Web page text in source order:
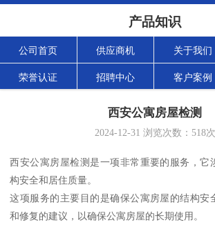
产品知识
公司首页 供应商机 关于我们
荣誉认证 招聘中心 客户案例
西安公寓房屋检测
2024-12-31 浏览次数： 518次
西安公寓房屋检测是一项非常重要的服务，它
构安全和居住质量。
这项服务的主要目的是确保公寓房屋的结构安
和修复的建议，以确保公寓房屋的长期使用。